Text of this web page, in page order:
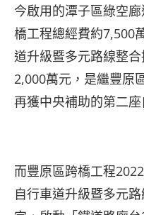
今啟用的潭子區綠空
橋工程總經費約7,500
道升級暨多元路線整
2,000萬元，是繼豐原
再獲中央補助的第二座
而豐原區跨橋工程
自行車道升級暨多元